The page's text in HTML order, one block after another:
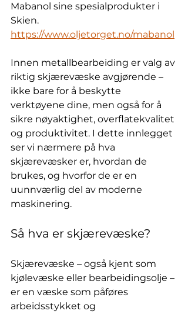
Mabanol sine spesialprodukter i
Skien.
https://www.oljetorget.no/mabanol
Innen metallbearbeiding er valg av
riktig skjærevæske avgjørende –
ikke bare for å beskytte
verktøyene dine, men også for å
sikre nøyaktighet, overflatekvalitet
og produktivitet. I dette innlegget
ser vi nærmere på hva
skjærevæsker er, hvordan de
brukes, og hvorfor de er en
uunnværlig del av moderne
maskinering.
Så hva er skjærevæske?
Skjærevæske – også kjent som
kjølevæske eller bearbeidingsolje –
er en væske som påføres
arbeidsstykket og